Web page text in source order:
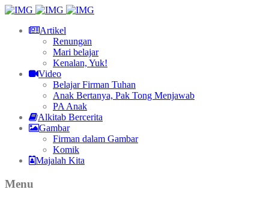
Artikel
Renungan
Mari belajar
Kenalan, Yuk!
Video
Belajar Firman Tuhan
Anak Bertanya, Pak Tong Menjawab
PA Anak
Alkitab Bercerita
Gambar
Firman dalam Gambar
Komik
Majalah Kita
Menu